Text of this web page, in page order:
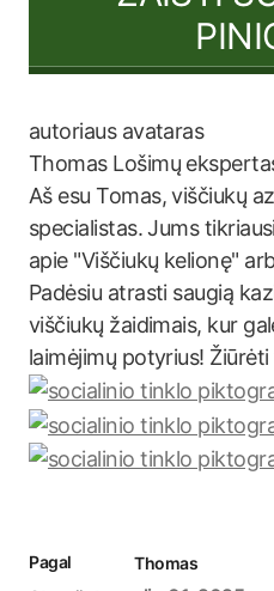
Thomas Lošimų
Aš esu Tomas, viščiukų
specialistas. Jums
apie "Viščiukų kelionę"
Padėsiu atrasti saugią
viščiukų žaidimais, kur
laimėjimų potyrius!
Pagal
Thomas